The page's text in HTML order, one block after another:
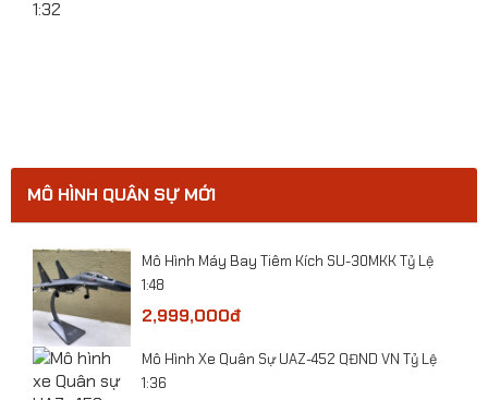
Mô hình máy bay Vận tải An-225 CCCP tỷ lệ
MÔ HÌNH QUÂN SỰ MỚI
Mô Hình Máy Bay Tiêm Kích SU-30MKK Tỷ Lệ
1:48
2,999,000đ
Mô Hình Xe Quân Sự UAZ-452 QĐND VN Tỷ Lệ
1:36